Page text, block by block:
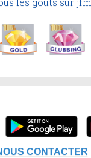
CONTACTER